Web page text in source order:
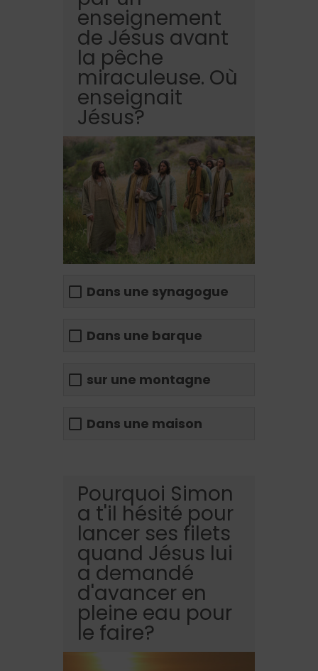
enseignement
de Jésus avant
la pêche
miraculeuse. Où
enseignait
Jésus?
Dans une synagogue
Dans une barque
sur une montagne
Dans une maison
Pourquoi Simon
a t'il hésité pour
lancer ses filets
quand Jésus lui
a demandé
d'avancer en
pleine eau pour
le faire?